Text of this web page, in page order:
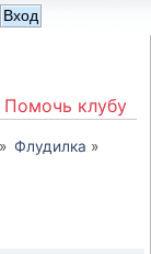
Помочь клубу
» Флудилка »